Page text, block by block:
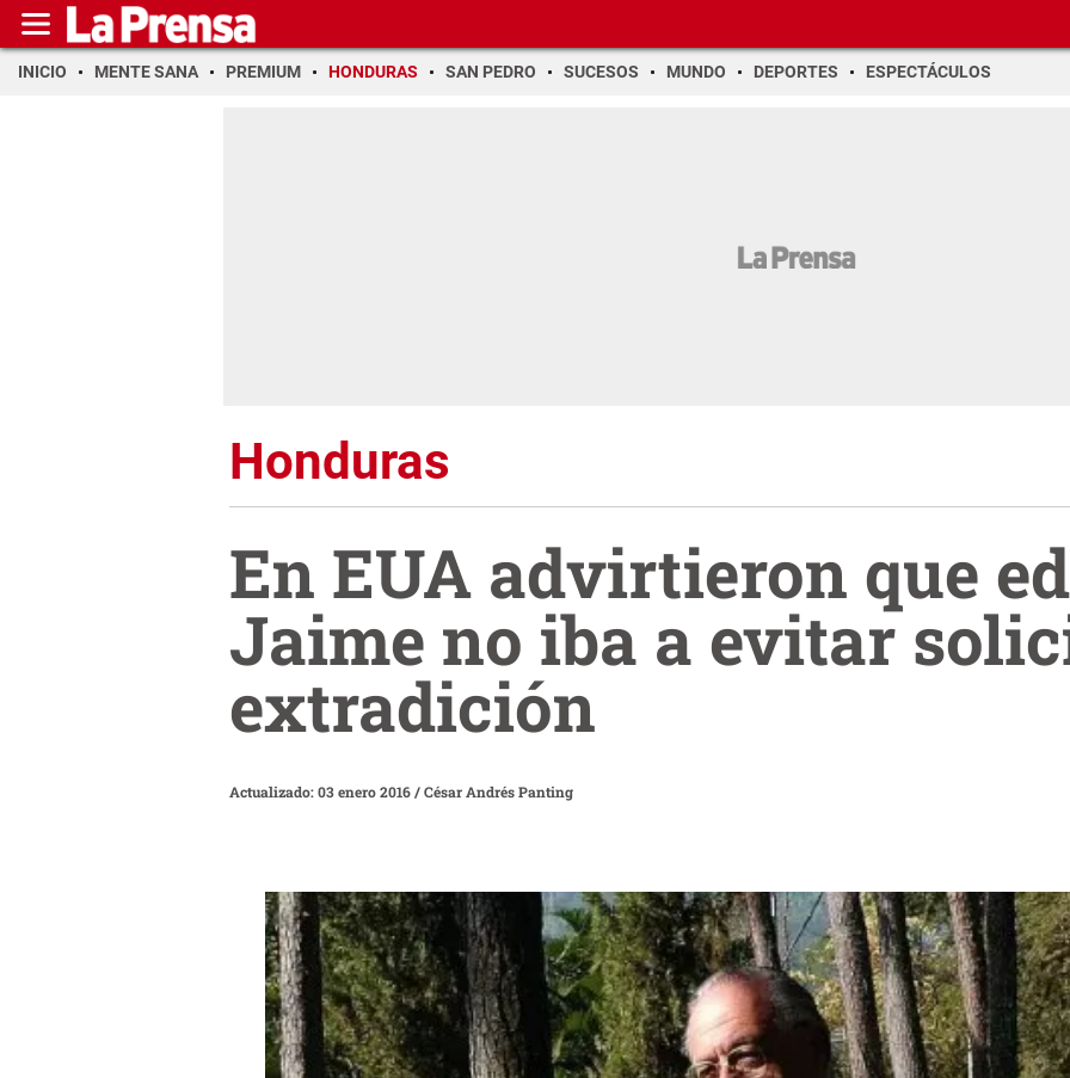
INICIO MENTE SANA PREMIUM HONDURAS SAN PEDRO SUCESOS MUNDO DEPORTES ESPECTÁCULOS
Honduras
En EUA advirtieron que
Jaime no iba a evitar
extradición
Actualizado: 03 enero 2016/César Andrés Panting